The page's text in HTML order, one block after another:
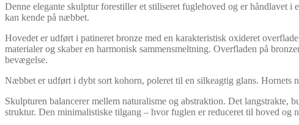
Denne elegante skulptur forestiller et stiliseret fuglehoved og er
kan kende på næbbet.
Hovedet er udført i patineret bronze med en karakteristisk oxideret
materialer og skaber en harmonisk sammensmeltning. Overfladen på
bevægelse.
Næbbet er udført i dybt sort kohorn, poleret til en silkeagtig glans. Hornets
Skulpturen balancerer mellem naturalisme og abstraktion. Det
struktur. Den minimalistiske tilgang – hvor fuglen er reduceret til hoved og